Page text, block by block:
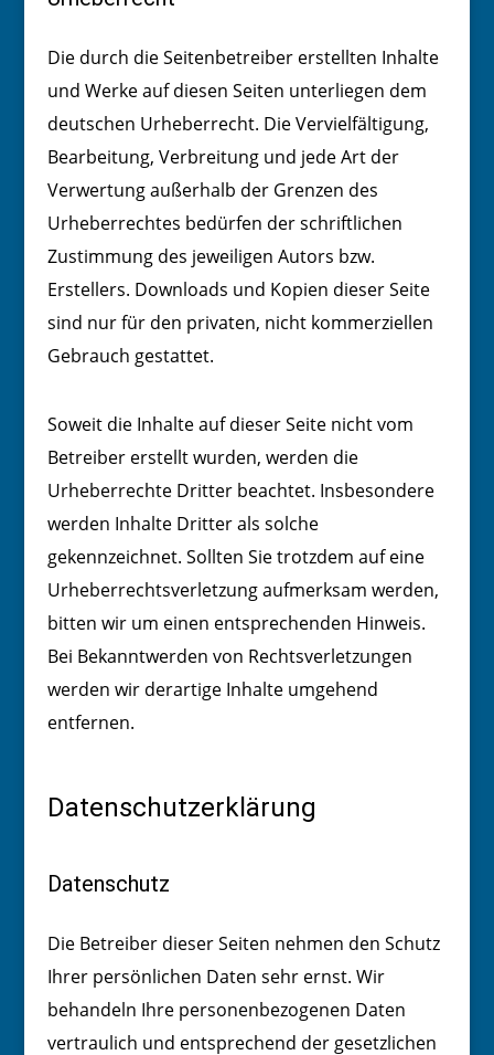
Die durch die Seitenbetreiber erstellten Inhalte
und Werke auf diesen Seiten unterliegen dem
deutschen Urheberrecht. Die Vervielfältigung,
Bearbeitung, Verbreitung und jede Art der
Verwertung außerhalb der Grenzen des
Urheberrechtes bedürfen der schriftlichen
Zustimmung des jeweiligen Autors bzw.
Erstellers. Downloads und Kopien dieser Seite
sind nur für den privaten, nicht kommerziellen
Gebrauch gestattet.
Soweit die Inhalte auf dieser Seite nicht vom
Betreiber erstellt wurden, werden die
Urheberrechte Dritter beachtet. Insbesondere
werden Inhalte Dritter als solche
gekennzeichnet. Sollten Sie trotzdem auf eine
Urheberrechtsverletzung aufmerksam werden,
bitten wir um einen entsprechenden Hinweis.
Bei Bekanntwerden von Rechtsverletzungen
werden wir derartige Inhalte umgehend
entfernen.
Datenschutzerklärung
Datenschutz
Die Betreiber dieser Seiten nehmen den Schutz
Ihrer persönlichen Daten sehr ernst. Wir
behandeln Ihre personenbezogenen Daten
vertraulich und entsprechend der gesetzlichen